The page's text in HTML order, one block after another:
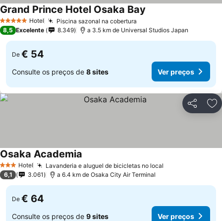
5 Estrelas Hotel Piscina sazonal na cobertura
Grand Prince Hotel Osaka Bay
8,5 Excelente 8.349 a 3.5 km de Universal Studios Japan
De € 54
Consulte os preços de 8 sites Ver preços
Partilhar
3 EstrelasHotel Lavanderia e aluguel de bicicletas no local
Osaka Academia
6,1 3.061 a 6.4 km de Osaka City Air Terminal
De € 64
Consulte os preços de 9 sites Ver preços